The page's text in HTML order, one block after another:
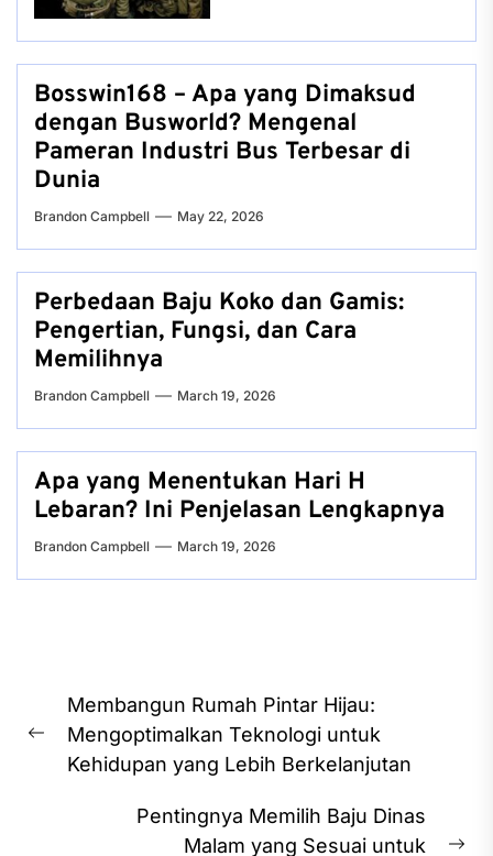
Bosswin168 – Apa yang Dimaksud
dengan Busworld? Mengenal
Pameran Industri Bus Terbesar di
Dunia
Brandon Campbell May 22, 2026
Perbedaan Baju Koko dan Gamis:
Pengertian, Fungsi, dan Cara
Memilihnya
Brandon Campbell March 19, 2026
Apa yang Menentukan Hari H
Lebaran? Ini Penjelasan Lengkapnya
Brandon Campbell March 19, 2026
navigation
Previous
post:
Membangun Rumah Pintar Hijau:
Mengoptimalkan Teknologi untuk
Kehidupan yang Lebih Berkelanjutan
Pentingnya Memilih Baju Dinas
Malam yang Sesuai untuk